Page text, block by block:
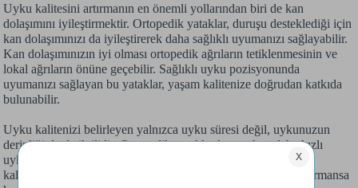
Uyku kalitesini artırmanın en önemli yollarından biri de kan
dolaşımını iyileştirmektir. Ortopedik yataklar, duruşu desteklediği için
kan dolaşımınızı da iyileştirerek daha sağlıklı uyumanızı sağlayabilir.
Kan dolaşımınızın iyi olması ortopedik ağrıların tetiklenmesinin ve
lokal ağrıların önüne geçebilir. Sağlıklı uyku pozisyonunda
uyumanızı sağlayan bu yataklar, yaşam kalitenize doğrudan katkıda
bulunabilir.
Uyku kalitenizi belirleyen yalnızca uyku süresi değil, uykunuzun
derinliğiyle de ilgilidir. Ortopedik yataklarda uyurken daha hızlı
uykuya dalabilir, uykunun derin evrelerinde daha uzun süre
kalabilirsiniz. Bu durum, bağışıklık sisteminden zihinsel performansa